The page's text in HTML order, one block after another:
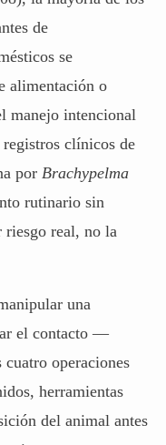
de
se
alimentación o
manejo intencional
clínicos de
por Brachypelma
rutinario sin
riesgo real, no la
una
el contacto —
operaciones
herramientas
del animal antes